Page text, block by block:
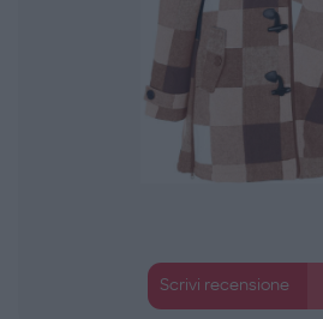
Scrivi recensione